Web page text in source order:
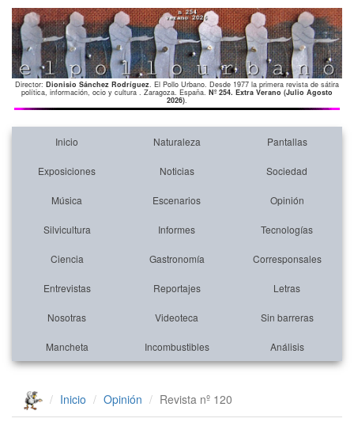
Director: Dionisio Sánchez Rodríguez. El Pollo Urbano. Desde 1977 la primera revista de sátira
política, información, ocio y cultura . Zaragoza. España. Nº 254. Extra Verano (Julio Agosto
2026).
Inicio Naturaleza Pantallas
Exposiciones Noticias Sociedad
Música Escenarios Opinión
Silvicultura Informes Tecnologías
Ciencia Gastronomía Corresponsales
Entrevistas Reportajes Letras
Nosotras Videoteca Sin barreras
Mancheta Incombustibles Análisis
Inicio Opinión Revista nº 120